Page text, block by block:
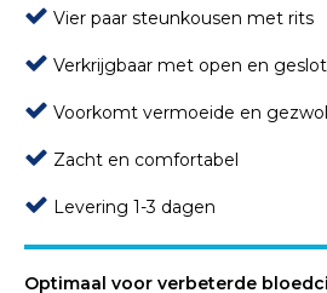
Vier paar steunkousen met rits
Verkrijgbaar met open en
Voorkomt vermoeide en
Zacht en comfortabel
Levering 1-3 dagen
Optimaal voor verbeterde